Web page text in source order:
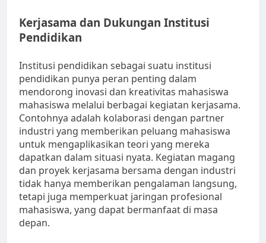
Kerjasama dan Dukungan Institusi
Pendidikan
Institusi pendidikan sebagai suatu institusi
pendidikan punya peran penting dalam
mendorong inovasi dan kreativitas mahasiswa
mahasiswa melalui berbagai kegiatan kerjasama.
Contohnya adalah kolaborasi dengan partner
industri yang memberikan peluang mahasiswa
untuk mengaplikasikan teori yang mereka
dapatkan dalam situasi nyata. Kegiatan magang
dan proyek kerjasama bersama dengan industri
tidak hanya memberikan pengalaman langsung,
tetapi juga memperkuat jaringan profesional
mahasiswa, yang dapat bermanfaat di masa
depan.